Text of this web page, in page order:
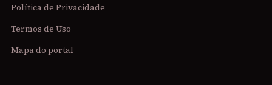
Política de Privacidade
Termos de Uso
Mapa do portal